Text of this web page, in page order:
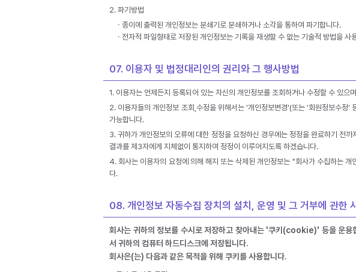
2. 파기방법
ㆍ종이에 출력된 개인정보는 분쇄기로 분쇄하거나 소각을 통하여 파기합니다.
ㆍ전자적 파일형태로 저장된 개인정보는 기록을 재생할 수 없는 기술적 방법을 사
07. 이용자 및 법정대리인의 권리와 그 행사방법
1. 이용자는 언제든지 등록되어 있는 자신의 개인정보를 조회하거나 수정할 수 있으
2. 이용자들의 개인정보 조회,수정을 위해서는 '개인정보변경'(또는 '회원정보수정
가능합니다.
3. 귀하가 개인정보의 오류에 대한 정정을 요청하신 경우에는 정정을 완료하기 전
결과를 제3자에게 지체없이 통지하여 정정이 이루어지도록 하겠습니다.
4. 회사는 이용자의 요청에 의해 해지 또는 삭제된 개인정보는 "회사가 수집하는
다.
08. 개인정보 자동수집 장치의 설치, 운영 및 그 거부에 관한
회사는 귀하의 정보를 수시로 저장하고 찾아내는 '쿠키(cookie)' 등을 운용
서 귀하의 컴퓨터 하드디스크에 저장됩니다.
회사은(는) 다음과 같은 목적을 위해 쿠키를 사용합니다.